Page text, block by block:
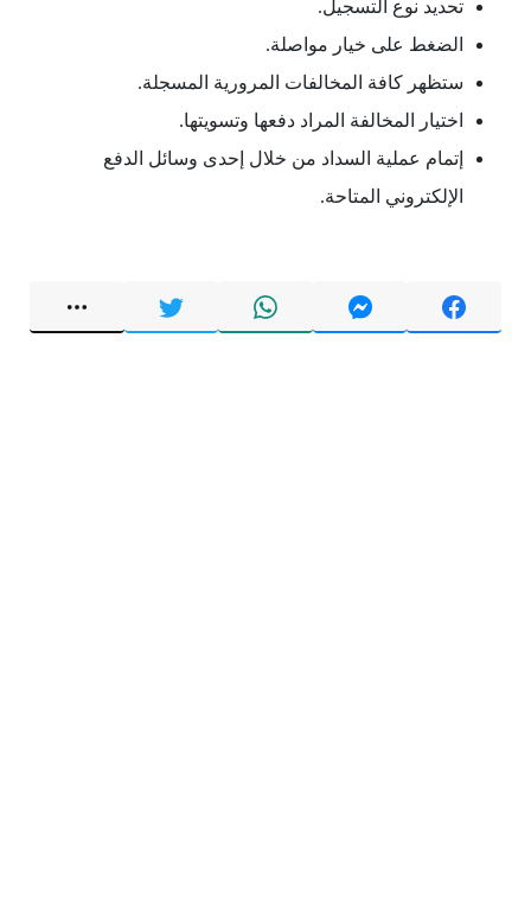
تحديد نوع التسجيل.
الضغط على خيار مواصلة.
ستظهر كافة المخالفات المرورية المسجلة.
اختيار المخالفة المراد دفعها وتسويتها.
إتمام عملية السداد من خلال إحدى وسائل الدفع
الإلكتروني المتاحة.